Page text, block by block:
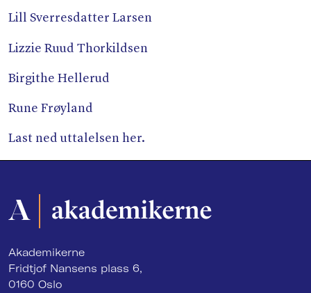
Lill Sverresdatter Larsen
Lizzie Ruud Thorkildsen
Birgithe Hellerud
Rune Frøyland
Last ned uttalelsen her.
Akademikerne
Fridtjof Nansens plass 6,
0160 Oslo